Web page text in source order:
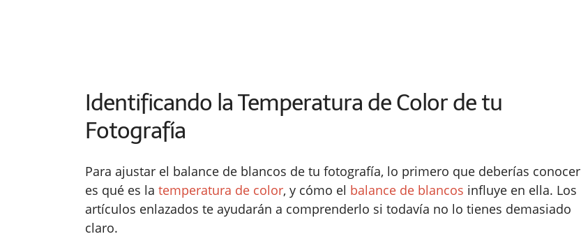
Identificando la Temperatura de Color de tu
Fotografía
Para ajustar el balance de blancos de tu fotografía, lo primero que deberías conocer
es qué es la temperatura de color, y cómo el balance de blancos influye en ella. Los
artículos enlazados te ayudarán a comprenderlo si todavía no lo tienes demasiado
claro.